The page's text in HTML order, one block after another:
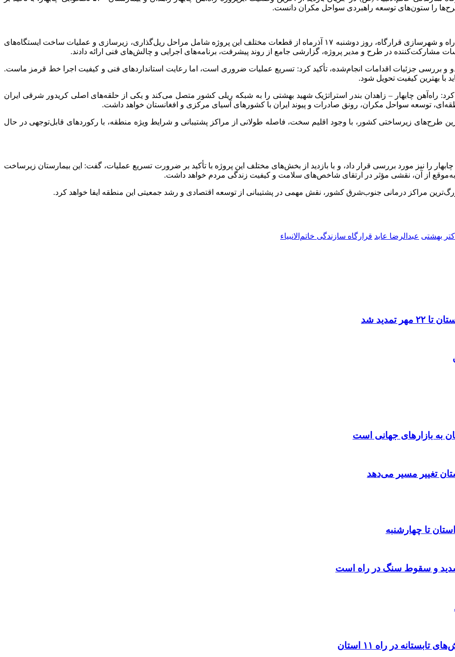
را ستون‌های توسعه راهبردی سواحل مکران دانست.
تخصصی راه و شهرسازی قرارگاه، روز دوشنبه ۱۷ آذرماه از قطعات مختلف این پروژه شامل مراحل ریل‌گذاری، زیرسازی و عملیات ساخت ایستگاه‌های
مشارکت‌کننده در طرح و مدیر پروژه، گزارشی جامع از روند پیشرفت، برنامه‌های اجرایی و چالش‌های فنی ارائه دادند.
و بررسی جزئیات اقدامات انجام‌شده، تأکید کرد: تسریع عملیات ضروری است، اما رعایت استانداردهای فنی و کیفیت اجرا خط قرمز ماست.
با بهترین کیفیت تحویل شود.
کرد: راه‌آهن چابهار – زاهدان بندر استراتژیک شهید بهشتی را به شبکه ریلی کشور متصل می‌کند و یکی از حلقه‌های اصلی کریدور شرقی ایران
توسعه سواحل مکران، رونق صادرات و پیوند ایران با کشورهای آسیای مرکزی و افغانستان خواهد داشت.
طرح‌های زیرساختی کشور، با وجود اقلیم سخت، فاصله طولانی از مراکز پشتیبانی و شرایط ویژه منطقه، با رکوردهای قابل‌توجهی در حال
سردار عابد روند ساخت بیمارستان ۵۴۰ تختخوابی چابهار را نیز مورد بررسی قرار داد، و با بازدید از بخش‌های مختلف این پروژه با تأکید بر ضرورت تسریع عملیات، گفت: این بیمارستان زیرساخت
از آن، نقشی مؤثر در ارتقای شاخص‌های سلامت و کیفیت زندگی مردم خواهد داشت.
بهشتی عبدالرضا عابد قرارگاه سازندگی خاتم‌الانبیاء
شد
به بازارهای جهانی است
تغییر مسیر می‌دهد